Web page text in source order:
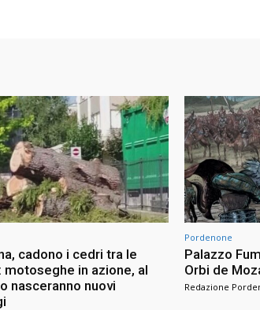
cadono i cedri tra le
in azione, al
nasceranno nuovi
Pordenone
Palazzo
Orbi de
Redazione